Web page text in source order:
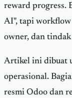
reward progress.
AI", tapi workflow
owner, dan
Artikel ini dibuat
operasional.
resmi Odoo dan